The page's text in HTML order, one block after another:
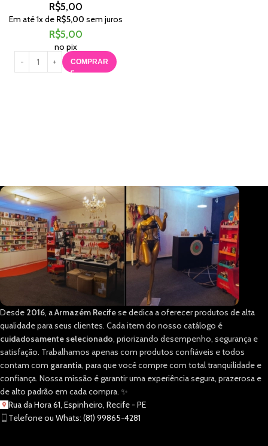
R$5,00
Em até1x de R$5,00 sem juros
R$5,00
no pix
COMPRAR
Desde 2016, aArmazém Recifese dedica a oferecer produtos de alta
qualidade para seus clientes. Cada item do nosso catálogo é
cuidadosamente selecionado, priorizando desempenho, segurança e
satisfação. Trabalhamos apenas com produtos confiáveis e todos
contam com garantia, para que você compre com total tranquilidade e
confiança. Nossa missão é garantir uma experiência segura, prazerosa e
de alto padrão em cada compra. ✨
Rua da Hora 61, Espinheiro, Recife - PE
Telefone ou Whats: (81) 99865-4281